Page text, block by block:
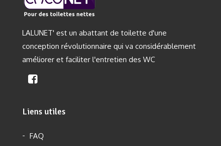
LALUNET' est un abattant de toilette d'une
conception révolutionnaire qui va considérablement
améliorer et faciliter l'entretien des WC
Liens utiles
FAQ